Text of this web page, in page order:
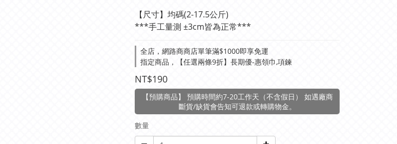
【尺寸】均碼(2-17.5公斤)
***手工量測 ±3cm皆為正常***
全店，網路商商店單筆滿$1000即享免運
指定商品，【任選兩條9折】長期優-惠領巾,項鍊
NT$190
【預購商品】 預購時間約7-20工作天（不含假日） 如遇廠商
斷貨/缺貨會告知可退款或轉購物金。
數量